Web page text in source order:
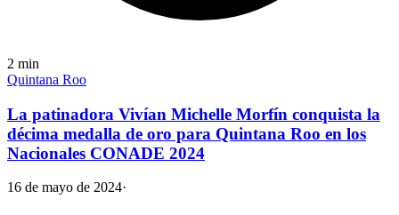
2 min
Quintana Roo
La patinadora Vivían Michelle Morfín conquista la
décima medalla de oro para Quintana Roo en los
Nacionales CONADE 2024
16 de mayo de 2024·